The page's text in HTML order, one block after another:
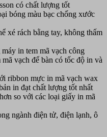
có chất lượng tốt
bóng màu bạc chống xước
xé rách bằng tay, không thấm
máy in tem mã vạch công
vạch để bàn có tốc độ in và
ribbon mực in mã vạch wax
in đạt chất lượng tốt nhất
so với các loại giấy in mã
ngành điện tử, điện lạnh, ô